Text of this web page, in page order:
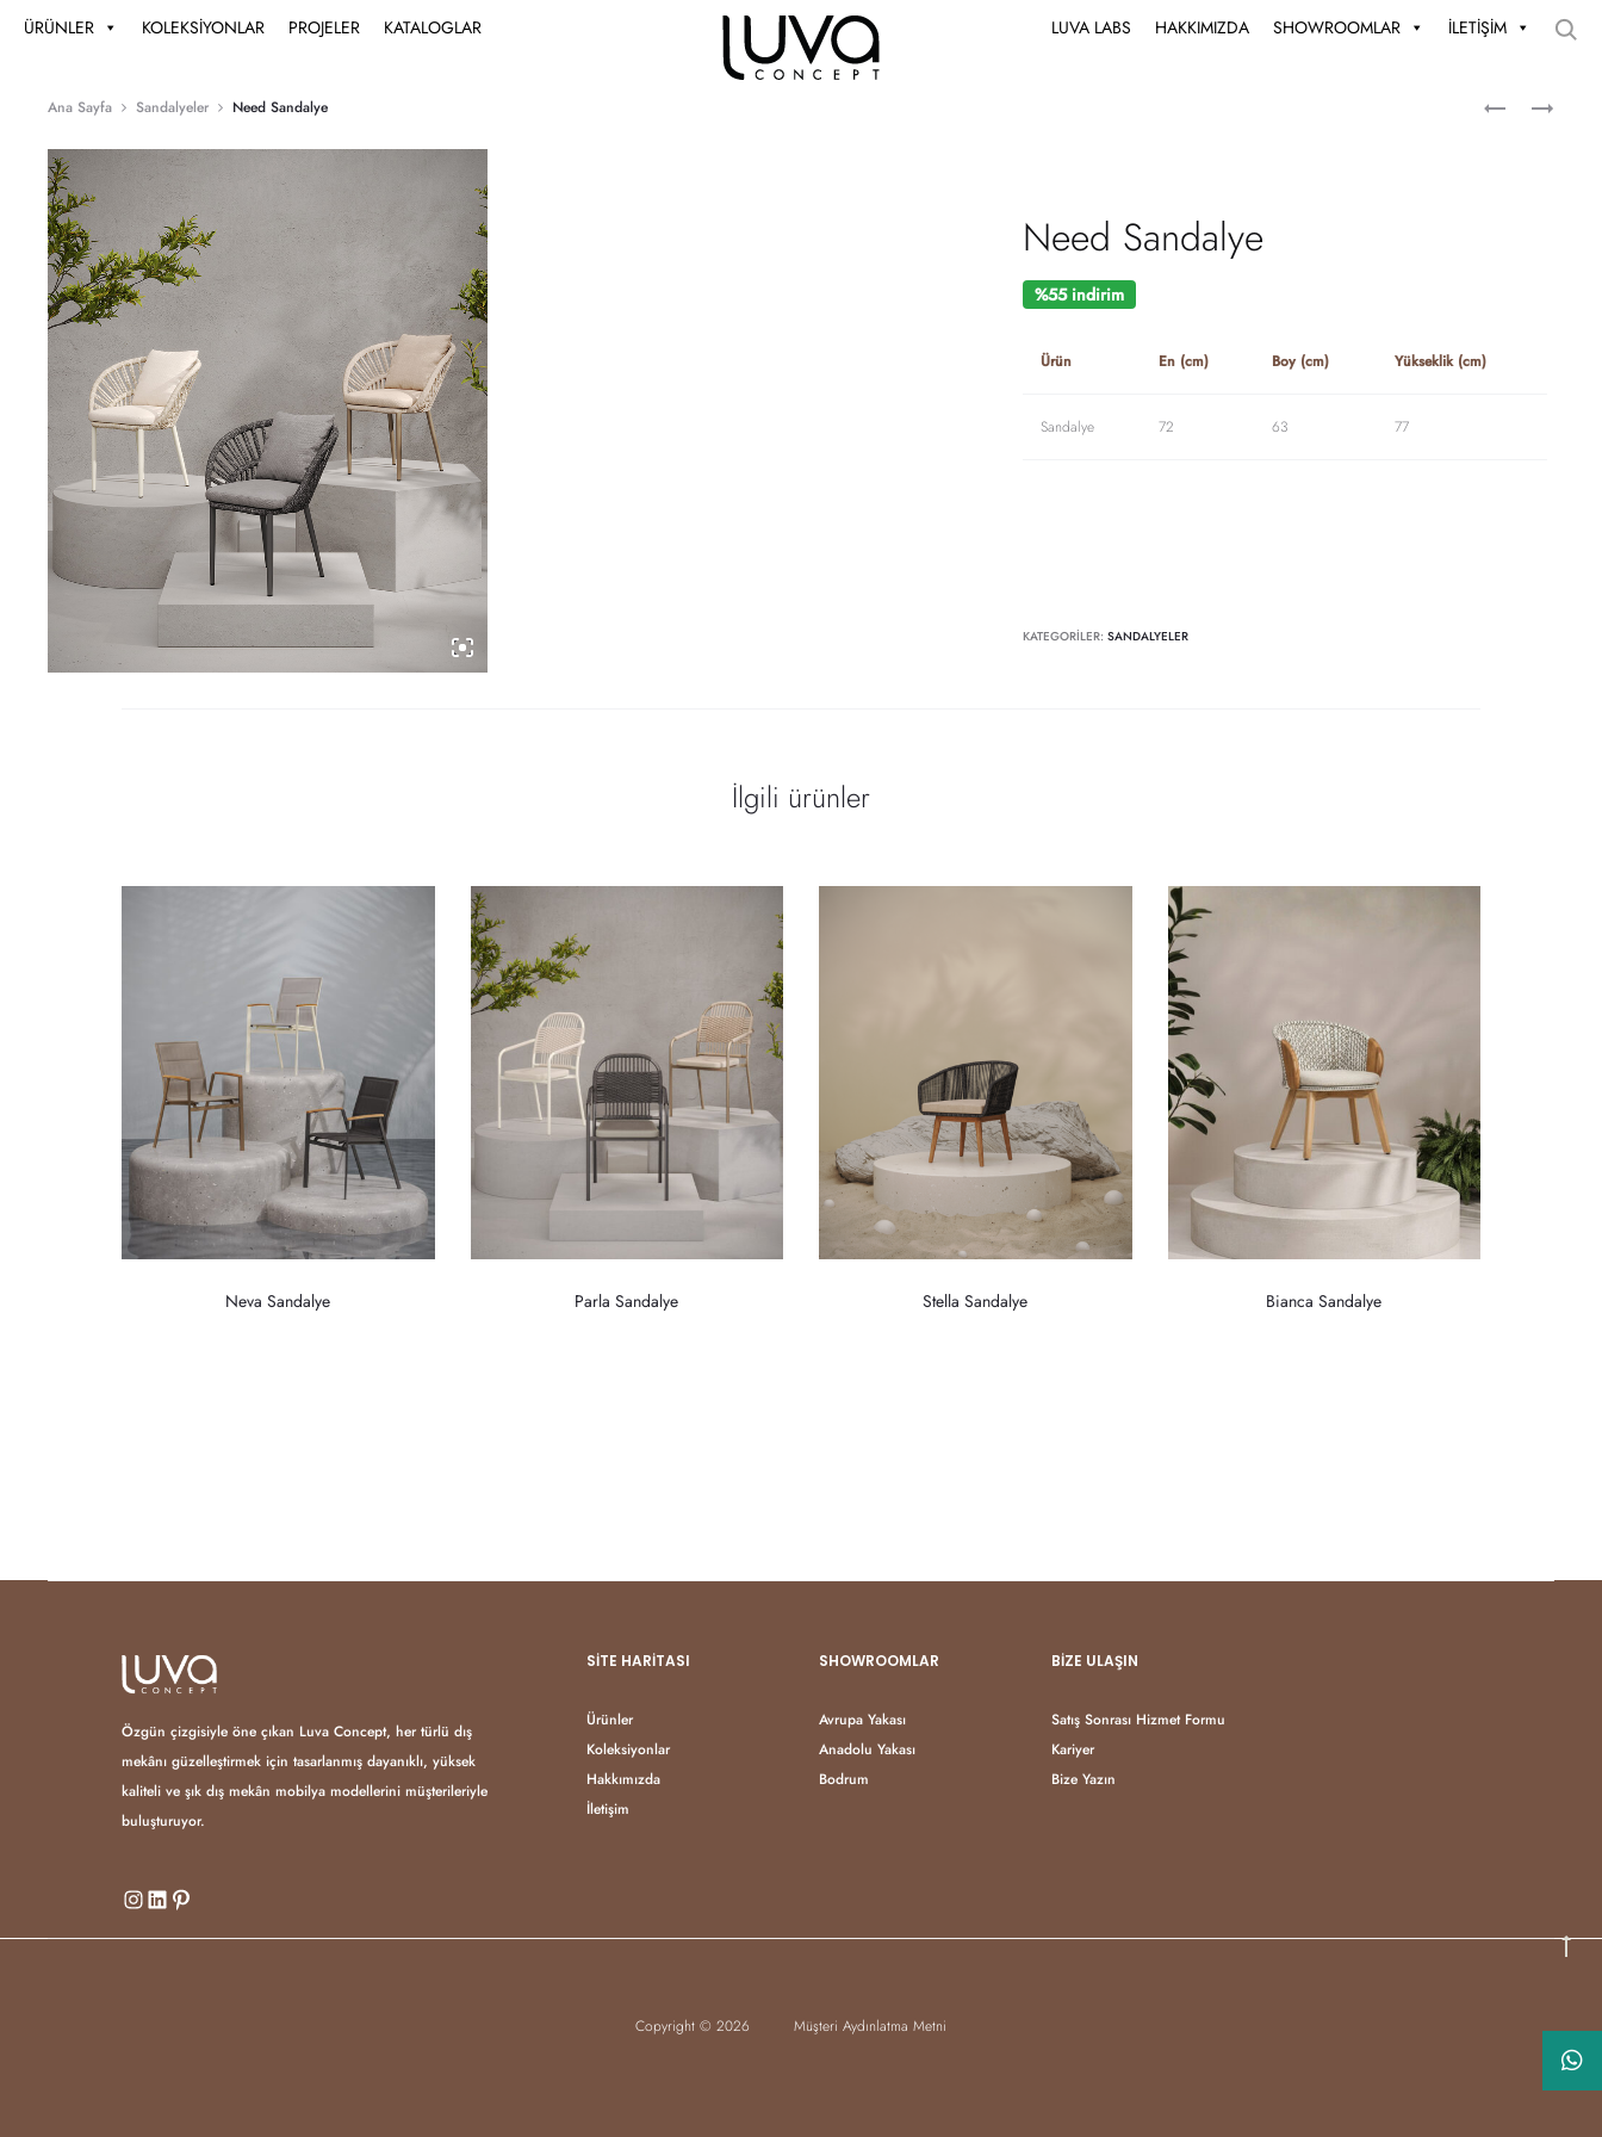
ÜRÜNLER KOLEKSİYONLAR PROJELER KATALOGLAR LUVA LABS HAKKIMIZDA SHOWROOMLAR İLETİŞİM
Ana Sayfa Sandalyeler Need Sandalye
Need Sandalye
%55 indirim
Ürün En (cm) Boy (cm) Yükseklik (cm)
Sandalye 72 63 77
KATEGORILER:SANDALYELER
İlgili ürünler
Neva Sandalye Parla Sandalye Stella Sandalye Bianca Sandalye
Özgün çizgisiyle öne çıkan Luva Concept, her türlü dış
mekânı güzelleştirmek için tasarlanmış dayanıklı, yüksek
kaliteli ve şık dış mekân mobilya modellerini müşterileriyle
buluşturuyor.
SITE HARITASI
Ürünler
Koleksiyonlar
Hakkımızda
İletişim
SHOWROOMLAR
Avrupa Yakası
Anadolu Yakası
Bodrum
BIZE ULAŞIN
Satış Sonrası Hizmet Formu
Kariyer
Bize Yazın
Copyright © 2026 Müşteri Aydınlatma Metni